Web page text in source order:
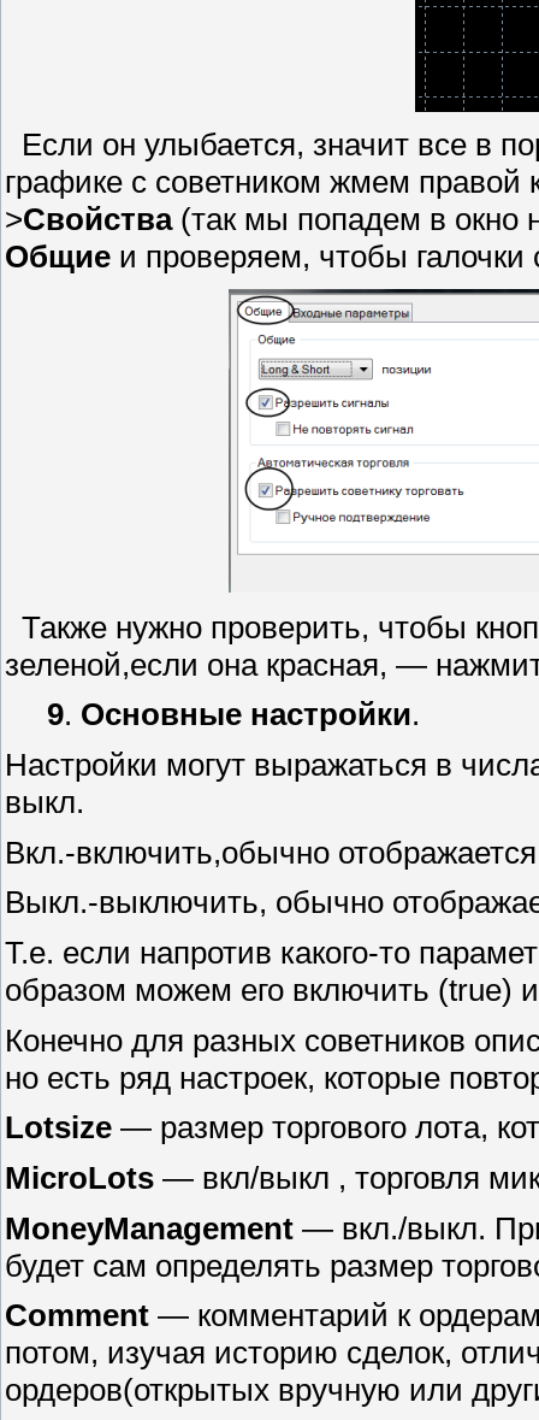
Если он улыбается, значит все в
графике с советником жмем
>Свойства(так мы попадем в окно
Общие и проверяем, чтобы галочки
Также нужно проверить, чтобы
зеленой,если она красная, —
9. Основные настройки.
Настройки могут выражаться в
выкл.
Вкл.-включить,обычно
Выкл.-выключить, обычно
Т.е. если напротив какого-то
образом можем его включить (true)
Конечно для разных советников
но есть ряд настроек, которые
Lotsize — размер торгового лота,
MicroLots — вкл/выкл , торговля
MoneyManagement — вкл./выкл.
будет сам определять размер
Comment — комментарий к
потом, изучая историю сделок,
ордеров(открытых вручную или